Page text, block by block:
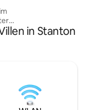
Abendessen bei
Panoramablick.
Restaurants,
Frühlingstraining
in Stanton